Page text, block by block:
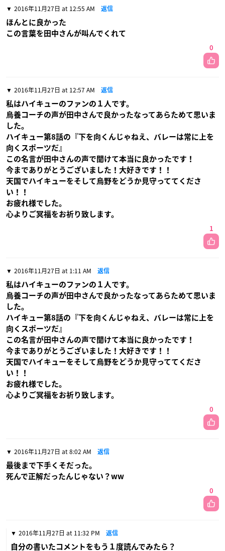
2016年11月27日 at 12:55 AM 返信
ほんとに良かった
この言葉を田中さんが叫んでくれて
0
2016年11月27日 at 12:57 AM 返信
私はハイキューのファンの１人です。
烏養コーチの声が田中さんで良かったなってあらためて思いま
した。
ハイキュー第8話の『下を向くんじゃねえ、バレーは常に上を
向くスポーツだ』
この名言が田中さんの声で聞けて本当に良かったです！
今までありがとうございました！大好きです！！
天国でハイキューをそして烏野をどうか見守っててくださ
い！！
お疲れ様でした。
心よりご冥福をお祈り致します。
1
2016年11月27日 at 1:11 AM 返信
私はハイキューのファンの１人です。
烏養コーチの声が田中さんで良かったなってあらためて思いま
した。
ハイキュー第8話の『下を向くんじゃねえ、バレーは常に上を
向くスポーツだ』
この名言が田中さんの声で聞けて本当に良かったです！
今までありがとうございました！大好きです！！
天国でハイキューをそして烏野をどうか見守っててくださ
い！！
お疲れ様でした。
心よりご冥福をお祈り致します。
0
2016年11月27日 at 8:02 AM 返信
最後まで下手くそだった。
死んで正解だったんじゃない？ww
0
2016年11月27日 at 11:32 PM 返信
自分の書いたコメントをもう１度読んでみたら？